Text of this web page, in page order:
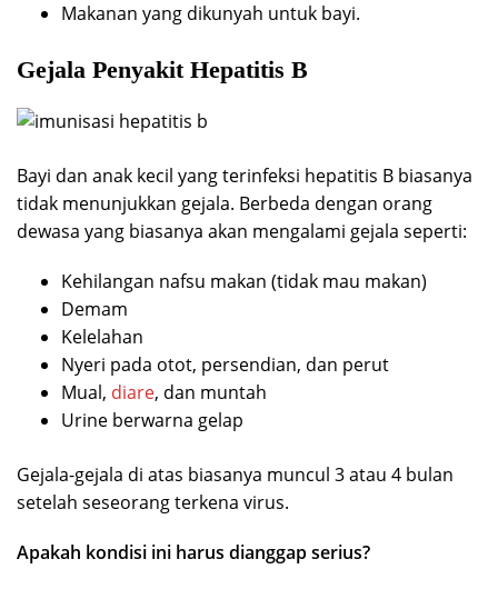
Makanan yang dikunyah untuk bayi.
Gejala Penyakit Hepatitis B
Bayi dan anak kecil yang terinfeksi hepatitis B biasanya
tidak menunjukkan gejala. Berbeda dengan orang
dewasa yang biasanya akan mengalami gejala seperti:
Kehilangan nafsu makan (tidak mau makan)
Demam
Kelelahan
Nyeri pada otot, persendian, dan perut
Mual, diare, dan muntah
Urine berwarna gelap
Gejala-gejala di atas biasanya muncul 3 atau 4 bulan
setelah seseorang terkena virus.
Apakah kondisi ini harus dianggap serius?